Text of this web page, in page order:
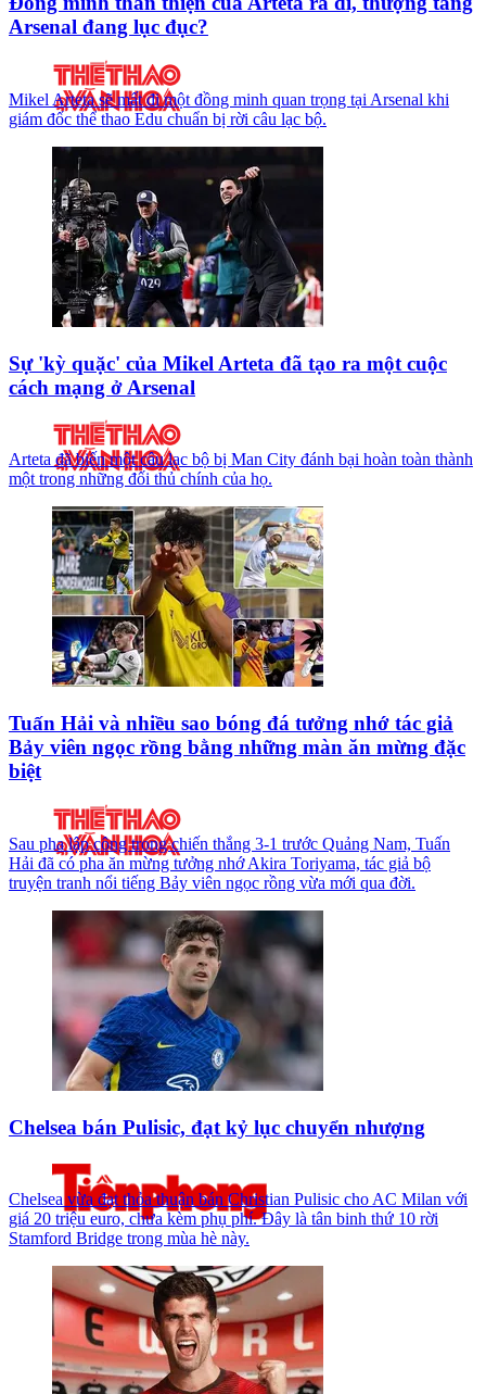
Arsenal đang lục đục?
Mikel Arteta sẽ mất đi một đồng minh quan trọng tại Arsenal khi
giám đốc thể thao Edu chuẩn bị rời câu lạc bộ.
Sự 'kỳ quặc' của Mikel Arteta đã tạo ra một cuộc
cách mạng ở Arsenal
Arteta đã biến một câu lạc bộ bị Man City đánh bại hoàn toàn thành
một trong những đối thủ chính của họ.
Tuấn Hải và nhiều sao bóng đá tưởng nhớ tác giả
Bảy viên ngọc rồng bằng những màn ăn mừng đặc
biệt
Sau pha lập công trong chiến thắng 3-1 trước Quảng Nam, Tuấn
Hải đã có pha ăn mừng tưởng nhớ Akira Toriyama, tác giả bộ
truyện tranh nổi tiếng Bảy viên ngọc rồng vừa mới qua đời.
Chelsea bán Pulisic, đạt kỷ lục chuyển nhượng
Chelsea vừa đạt thỏa thuận bán Christian Pulisic cho AC Milan với
giá 20 triệu euro, chưa kèm phụ phí. Đây là tân binh thứ 10 rời
Stamford Bridge trong mùa hè này.